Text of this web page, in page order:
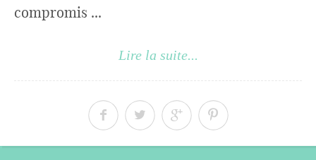
compromis ...
Lire la suite...